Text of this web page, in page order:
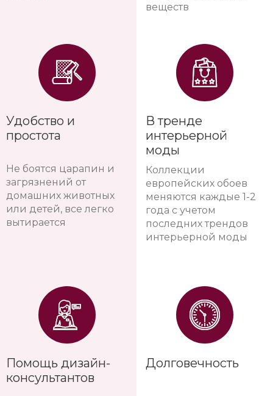
Удобство и
простота
Не боятся царапин и
загрязнений от
домашних животных
или детей, все легко
вытирается
Помощь дизайн-
консультантов
веществ
В тренде
интерьерной
моды
Коллекции
европейских обоев
меняются каждые 1-2
года с учетом
последних трендов
интерьерной моды
Долговечность